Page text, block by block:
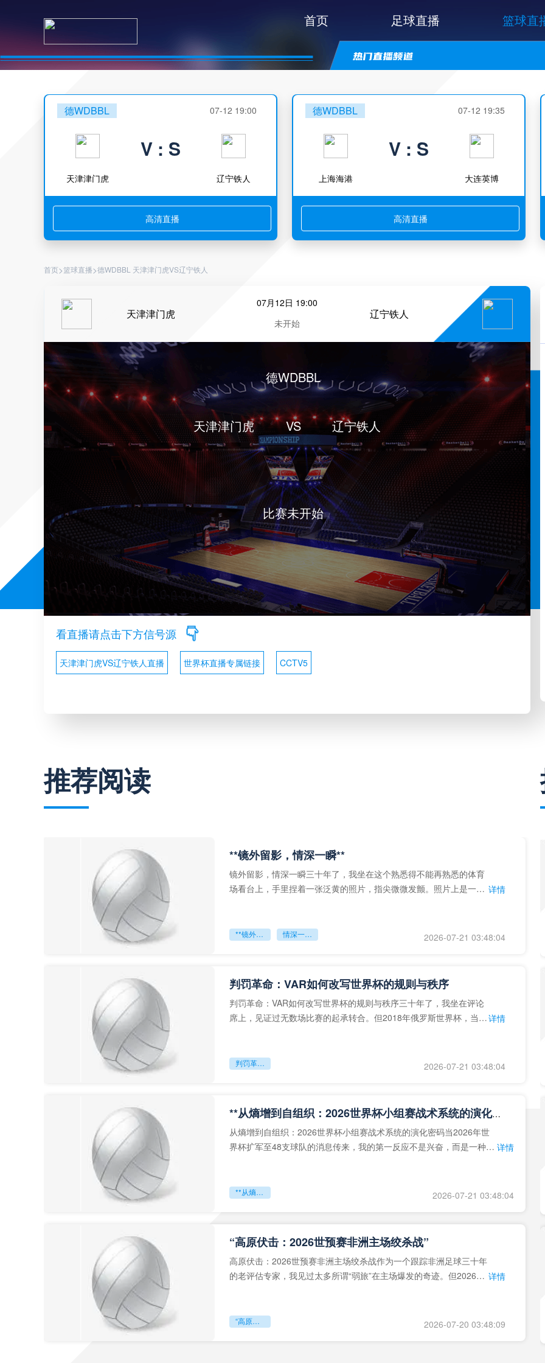
首页 足球直播 篮球直
德WDBBL 07-12 19:00
天津津门虎
V : S
辽宁铁人
高清直播
德WDBBL 07-12 19:35
上海海港
V : S
大连英博
高清直播
首页>篮球直播>德WDBBL 天津津门虎VS辽宁铁人
天津津门虎
07月12日 19:00
未开始
辽宁铁人
天津津门虎
德WDBBL
VS
比赛未开始
辽宁铁人
看直播请点击下方信号源
天津津门虎VS辽宁铁人直播 世界杯直播专属链接 CCTV5
推荐阅读
**镜外留影，情深一瞬**
镜外留影，情深一瞬三十年了，我坐在这个熟悉得不能再熟悉的体育
场看台上，手里捏着一张泛黄的照片，指尖微微发颤。照片上是一个 详情
**镜外留影 情深一瞬** 2026-07-21 03:48:04
判罚革命：VAR如何改写世界杯的规则与秩序
判罚革命：VAR如何改写世界杯的规则与秩序三十年了，我坐在评论
席上，见证过无数场比赛的起承转合。但2018年俄罗斯世界杯，当
详情
判罚革命：VAR如何改写世界杯的规则与秩序 2026-07-21 03:48:04
**从熵增到自组织：2026世界杯小组赛战术系统的演化密码**
从熵增到自组织：2026世界杯小组赛战术系统的演化密码当2026年世
界杯扩军至48支球队的消息传来，我的第一反应不是兴奋，而是一种深 详情
**从熵增到自组织：2026世界杯小组赛战术系统的演化密码** 2026-07-21 03:48:04
“高原伏击：2026世预赛非洲主场绞杀战”
高原伏击：2026世预赛非洲主场绞杀战作为一个跟踪非洲足球三十年
的老评估专家，我见过太多所谓“弱旅”在主场爆发的奇迹。但2026年 详情
“高原伏击：2026世预赛非洲主场绞杀战” 2026-07-20 03:48:09